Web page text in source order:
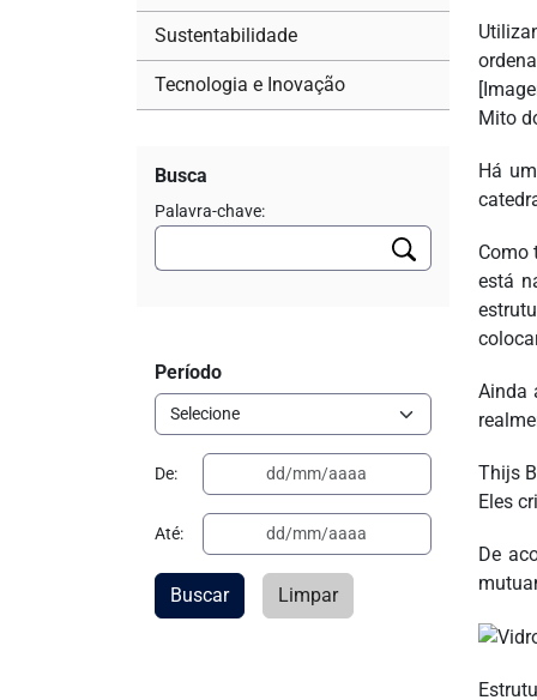
Mito
Há
Como
está
Ainda
Thijs
Eles
De
Sustentabilidade
Tecnologia e Inovação
Busca
Palavra-chave:
Período
De:
Até:
Buscar Limpar